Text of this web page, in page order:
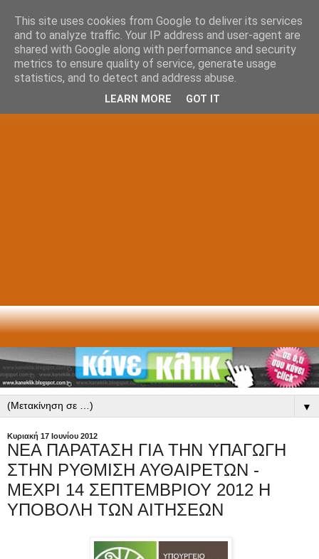
▼
Κυριακή 17 Ιουνίου 2012
ΝΕΑ ΠΑΡΑΤΑΣΗ ΓΙΑ ΤΗΝ ΥΠΑΓΩΓΗ
ΣΤΗΝ ΡΥΘΜΙΣΗ ΑΥΘΑΙΡΕΤΩΝ -
ΜΕΧΡΙ 14 ΣΕΠΤΕΜΒΡΙΟΥ 2012 Η
ΥΠΟΒΟΛΗ ΤΩΝ ΑΙΤΗΣΕΩΝ
This site uses cookies from Google to deliver its services
and to analyze traffic. Your IP address and user-agent are
shared with Google along with performance and security
metrics to ensure quality of service, generate usage
statistics, and to detect and address abuse.
LEARN MORE GOT IT